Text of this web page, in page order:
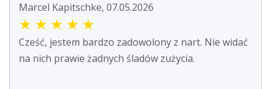
Marcel Kapitschke, 07.05.2026
★ ★ ★ ★ ★
Cześć, jestem bardzo zadowolony z nart. Nie widać
na nich prawie żadnych śladów zużycia.